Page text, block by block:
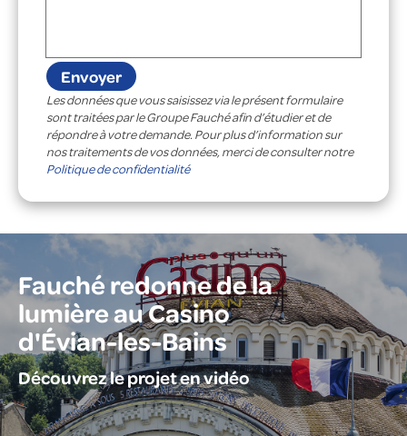
Les données que vous saisissez via le présent formulaire
sont traitées par le Groupe Fauché afin d’étudier et de
répondre à votre demande. Pour plus d’information sur
nos traitements de vos données, merci de consulter notre
Politique de confidentialité
Fauché redonne de la
lumière au Casino
d'Évian-les-Bains
Découvrez le projet en vidéo